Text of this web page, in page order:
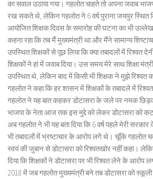
का सवाल उठाया गया। गहलोत चाहते तो अपना जवाब
रख सकते थे, लेकिन गहलोत ने 6 वर्ष पुराना जयपुर स्थित
आयोजित शिक्षक दिवस के समारोह की घटना का भी
कहना रहा कि तब मैं मुख्यमंत्री था और मैंने सामान्य
उपस्थित शिक्षकों से पूछ लिया कि क्या तबादलों में रिश्वत
शिक्षकों ने हां में जवाब दिया। उस समय मेरे साथ शिक्षा
उपस्थित थे, लेकिन बाद में किसी भी शिक्षक ने मुझे रिश्वत
गहलोत ने कहा कि हर शासन में शिक्षकों के तबादले में
गहलोत ने यह बात कहकर डोटासरा के जले पर नमक
भाजपा के नेता आज तक इस मुद्दे को लेकर डोटासरा को
अब गहलोत ने भी यह बता दिया कि 6 वर्ष पहले मेरी सरकार
भी तबादलों में भ्रष्टाचार के आरोप लगे थे। चूंकि गहलोत
स्वयं की जुबान से डोटासरा को रिश्वतखोर नहीं कहा।
दिया कि शिक्षकों ने डोटासरा पर भी रिश्वत लेने के आरोप
2018 में जब गहलोत मुख्यमंत्री बने तब डोटासरा को स्कूली